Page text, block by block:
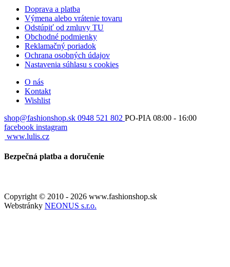
Doprava a platba
Výmena alebo vrátenie tovaru
Odstúpiť od zmluvy TU
Obchodné podmienky
Reklamačný poriadok
Ochrana osobných údajov
Nastavenia súhlasu s cookies
O nás
Kontakt
Wishlist
shop@fashionshop.sk 0948 521 802 PO-PIA 08:00 - 16:00
facebook instagram
www.lulis.cz
Bezpečná platba a doručenie
Copyright © 2010 - 2026 www.fashionshop.sk
Webstránky NEONUS s.r.o.